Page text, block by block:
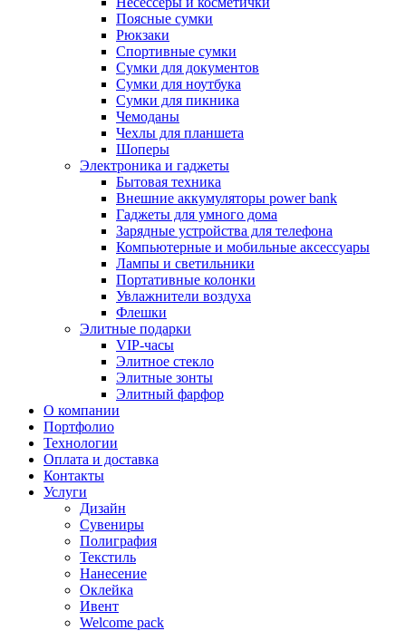
Поясные сумки
Рюкзаки
Спортивные сумки
Сумки для документов
Сумки для ноутбука
Сумки для пикника
Чемоданы
Чехлы для планшета
Шоперы
Электроника и гаджеты
Бытовая техника
Внешние аккумуляторы power bank
Гаджеты для умного дома
Зарядные устройства для телефона
Компьютерные и мобильные аксессуары
Лампы и светильники
Портативные колонки
Увлажнители воздуха
Флешки
Элитные подарки
VIP-часы
Элитное стекло
Элитные зонты
Элитный фарфор
О компании
Портфолио
Технологии
Оплата и доставка
Контакты
Услуги
Дизайн
Сувениры
Полиграфия
Текстиль
Нанесение
Оклейка
Ивент
Welcome pack